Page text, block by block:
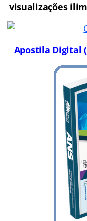
visualizações
Apostila Digital